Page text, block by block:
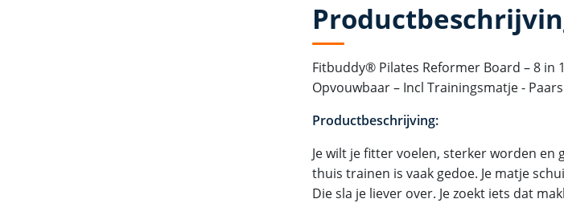
Fitbuddy® Pilates Reformer Board – 8 in
Opvouwbaar – Incl Trainingsmatje - Paars
Productbeschrijving:
Je wilt je fitter voelen, sterker worden en
thuis trainen is vaak gedoe. Je matje
Die sla je liever over. Je zoekt iets dat